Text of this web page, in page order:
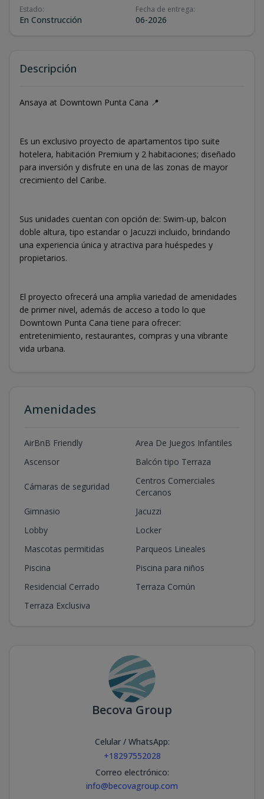
Estado:
En Construcción
Fecha de entrega:
06-2026
Descripción
Ansaya at Downtown Punta Cana 📍
Es un exclusivo proyecto de apartamentos tipo suite
hotelera, habitación Premium y 2 habitaciones; diseñado
para inversión y disfrute en una de las zonas de mayor
crecimiento del Caribe.
Sus unidades cuentan con opción de: Swim-up, balcon
doble altura, tipo estandar o Jacuzzi incluido, brindando
una experiencia única y atractiva para huéspedes y
propietarios.
El proyecto ofrecerá una amplia variedad de amenidades
de primer nivel, además de acceso a todo lo que
Downtown Punta Cana tiene para ofrecer:
entretenimiento, restaurantes, compras y una vibrante
vida urbana.
Amenidades
AirBnB Friendly
Area De Juegos Infantiles
Ascensor
Balcón tipo Terraza
Cámaras de seguridad
Centros Comerciales
Cercanos
Gimnasio
Jacuzzi
Lobby
Locker
Mascotas permitidas
Parqueos Lineales
Piscina
Piscina para niños
Residencial Cerrado
Terraza Común
Terraza Exclusiva
Becova Group
Celular / WhatsApp:
+18297552028
Correo electrónico:
info@becovagroup.com